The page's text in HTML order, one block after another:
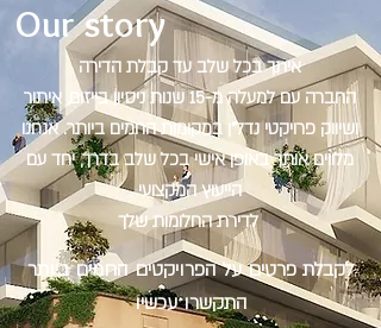
Our story
איתך בכל שלב עד קבלת הדירה
החברה עם למעלה מ-15 שנות ניסיון בייזום, איתור
ושיווק פרויקטי נדל"ן במקומות החמים ביותר. אנחנו
מלווים אותך באופן אישי בכל שלב בדרך, יחד עם
הייעוץ המקצועי
לדירת החלומות שלך
לקבלת פרטים על הפרויקטים החמים ביותר
התקשרו עכשיו